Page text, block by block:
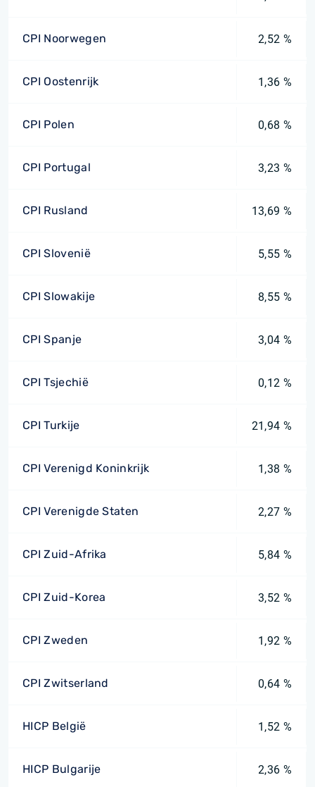
CPI Noorwegen 2,52 %
CPI Oostenrijk 1,36 %
CPI Polen 0,68 %
CPI Portugal 3,23 %
CPI Rusland 13,69 %
CPI Slovenië 5,55 %
CPI Slowakije 8,55 %
CPI Spanje 3,04 %
CPI Tsjechië 0,12 %
CPI Turkije 21,94 %
CPI Verenigd Koninkrijk 1,38 %
CPI Verenigde Staten 2,27 %
CPI Zuid-Afrika 5,84 %
CPI Zuid-Korea 3,52 %
CPI Zweden 1,92 %
CPI Zwitserland 0,64 %
HICP België 1,52 %
HICP Bulgarije 2,36 %